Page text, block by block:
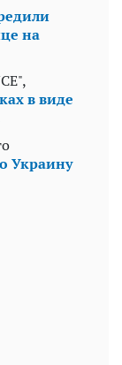
на
в виде
Украину